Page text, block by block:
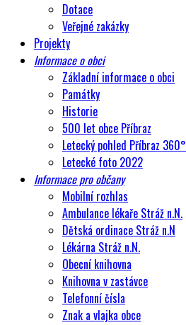
Dotace
Veřejné zakázky
Projekty
Informace o obci
Základní informace o obci
Památky
Historie
500 let obce Příbraz
Letecký pohled Příbraz 360°
Letecké foto 2022
Informace pro občany
Mobilní rozhlas
Ambulance lékaře Stráž n.N.
Dětská ordinace Stráž n.N
Lékárna Stráž n.N.
Obecní knihovna
Knihovna v zastávce
Telefonní čísla
Znak a vlajka obce